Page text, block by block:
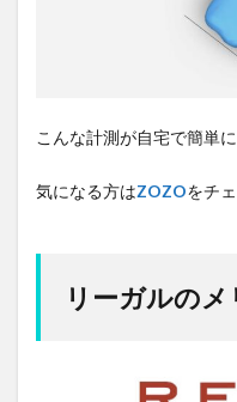
こんな計測が自宅で簡単
気になる方はZOZOをチ
リーガルの